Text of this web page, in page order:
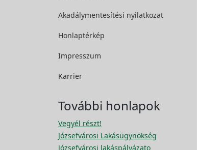
Akadálymentesítési nyilatkozat
Honlaptérkép
Impresszum
Karrier
További honlapok
Vegyél részt!
Józsefvárosi Lakásügynökség
Józsefvárosi lakáspályázato